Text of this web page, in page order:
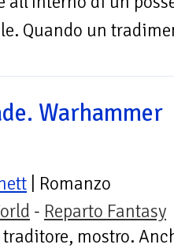
Quando un
Warhammer
| Romanzo
- Reparto Fantasy
traditore, mostro.